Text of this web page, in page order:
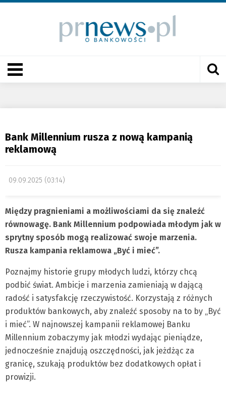
Bank Millennium rusza z nową kampanią
reklamową
09.09.2025 (03:14)
Między pragnieniami a możliwościami da się znaleźć
równowagę. Bank Millennium podpowiada młodym jak w
sprytny sposób mogą realizować swoje marzenia.
Rusza kampania reklamowa „Być i mieć”.
Poznajmy historie grupy młodych ludzi, którzy chcą
podbić świat. Ambicje i marzenia zamieniają w dającą
radość i satysfakcję rzeczywistość. Korzystają z różnych
produktów bankowych, aby znaleźć sposoby na to by „Być
i mieć”. W najnowszej kampanii reklamowej Banku
Millennium zobaczymy jak młodzi wydając pieniądze,
jednocześnie znajdują oszczędności, jak jeżdżąc za
granicę, szukają produktów bez dodatkowych opłat i
prowizji.